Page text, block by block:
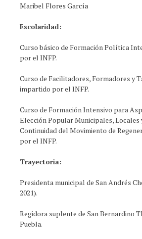
Maribel Flores García
Escolaridad:
Curso básico de Formación Política
por el INFP.
Curso de Facilitadores, Formadores y
impartido por el INFP.
Curso de Formación Intensivo para
Elección Popular Municipales, Locales
Continuidad del Movimiento de
por el INFP.
Trayectoria:
Presidenta municipal de San Andrés
2021).
Regidora suplente de San Bernardino
Puebla.